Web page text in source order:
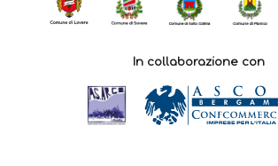
In collaborazione con